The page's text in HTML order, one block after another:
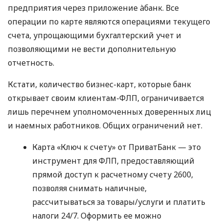
предприятия через приложение àбанк. Все
операции по карте являются операциями текущего
счета, упрощающими бухгалтерский учет и
позволяющими не вести дополнительную
отчетность.
Кстати, количество бизнес-карт, которые банк
открывает своим клиентам-ФЛП, ограничивается
лишь перечнем уполномоченных доверенных лиц
и наемных работников. Общих ограничений нет.
Карта «Ключ к счету» от ПриватБанк — это
инструмент для ФЛП, предоставляющий
прямой доступ к расчетному счету 2600,
позволяя снимать наличные,
рассчитываться за товары/услуги и платить
налоги 24/7. Оформить ее можно